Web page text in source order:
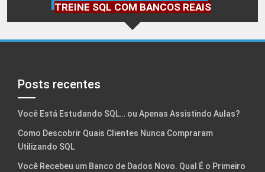
TREINE SQL COM BANCOS REAIS
Posts recentes
Você Está Estudando SQL… ou Apenas Assistindo Aulas?
Como Descobrir Quais Clientes Nunca Compraram
Utilizando SQL
Você Recebeu um Banco de Dados Novo. Qual É o Primeiro